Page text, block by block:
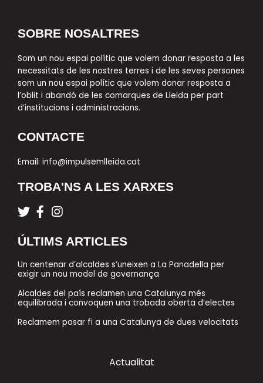
SOBRE NOSALTRES
Som un nou espai polític que volem donar resposta a les
necessitats de les nostres terres i de les seves persones
som un nou espai polític que volem donar resposta a
l’oblit i abandó de les comarques de Lleida per part
d’institucions i administracions.
CONTACTE
Email: info@impulsemlleida.cat
TROBA'NS A LES XARXES
T
i
t
t
e
F
c
e
b
o
k
-
f
I
s
t
a
g
a
m
ÚLTIMS ARTICLES
Un centenar d’alcaldes s’uneixen a La Panadella per
exigir un nou model de governança
Alcaldes del país reclamen una Catalunya més
equilibrada i convoquen una trobada oberta d’electes
Reclamem posar fi a una Catalunya de dues velocitats
Actualitat